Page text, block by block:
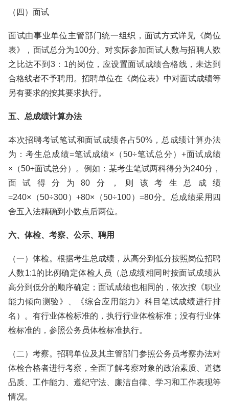
（四）面试
面试由事业单位主管部门统一组织，面试方式详见《岗位
表》，面试总分为100分。对实际参加面试人数与招聘人数
之比达不到3：1的岗位，应设置面试成绩合格线，未达到
合格线者不予聘用。招聘单位在《岗位表》中对面试成绩等
另有要求的按其要求执行。
五、总成绩计算办法
本次招聘考试笔试和面试成绩各占50%，总成绩计算办法
为：考生总成绩=笔试成绩×（50÷笔试总分）+面试成绩
×（50÷面试总分）。例如：某考生笔试两科得分为240分，
面试得分为80分，则该考生总成绩
=240×（50÷300）+80×（50÷100）=80分。总成绩采用四
舍五入法精确到小数点后两位。
六、体检、考察、公示、聘用
（一）体检。根据考生总成绩，从高分到低分按照岗位招聘
人数1:1的比例确定体检人员（总成绩相同时按面试成绩从
高分到低分的顺序确定；面试成绩也相同的，依次按《职业
能力倾向测验》、《综合应用能力》科目笔试成绩进行排
名）。有行业体检标准的，执行行业体检标准；没有行业体
检标准的，参照公务员体检标准执行。
（二）考察。招聘单位及其主管部门参照公务员考察办法对
体检合格者进行考察，全面了解考察对象的政治素质、道德
品质、工作能力、遵纪守法、廉洁自律、学习和工作表现等
情况。